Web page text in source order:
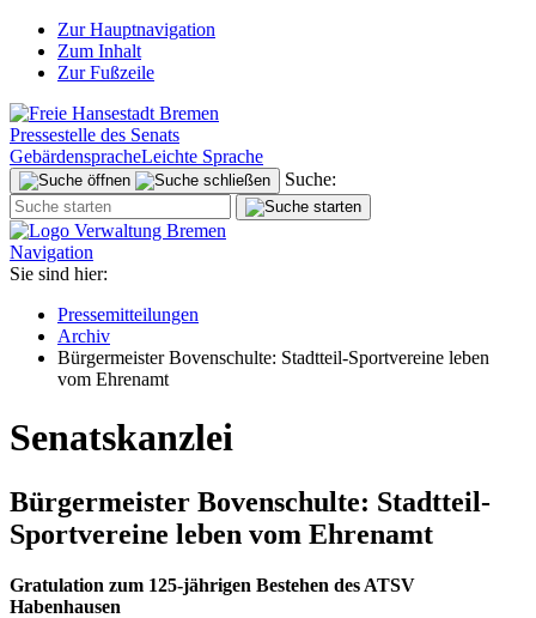
Zur Hauptnavigation
Zum Inhalt
Zur Fußzeile
Pressestelle des Senats
GebärdenspracheLeichte Sprache
Suche:
Navigation
Sie sind hier:
Pressemitteilungen
Archiv
Bürgermeister Bovenschulte: Stadtteil-Sportvereine leben
vom Ehrenamt
Senatskanzlei
Bürgermeister Bovenschulte: Stadtteil-
Sportvereine leben vom Ehrenamt
Gratulation zum 125-jährigen Bestehen des ATSV
Habenhausen